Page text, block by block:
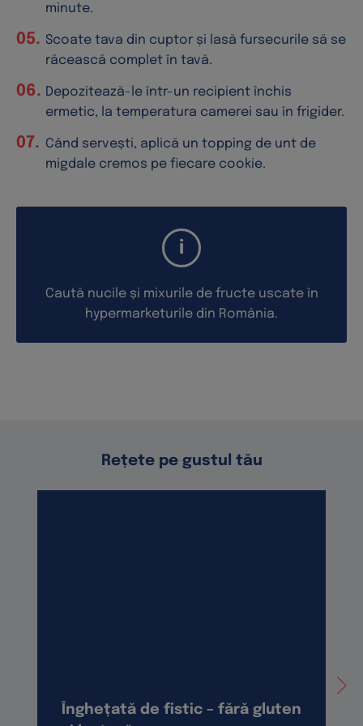
minute.
Scoate tava din cuptor și lasă fursecurile să se
răcească complet în tavă.
Depozitează-le într-un recipient închis
ermetic, la temperatura camerei sau în frigider.
Când servești, aplică un topping de unt de
migdale cremos pe fiecare cookie.
Caută nucile și mixurile de fructe uscate în
hypermarketurile din România.
Rețete pe gustul tău
Înghețată de fistic – fără gluten